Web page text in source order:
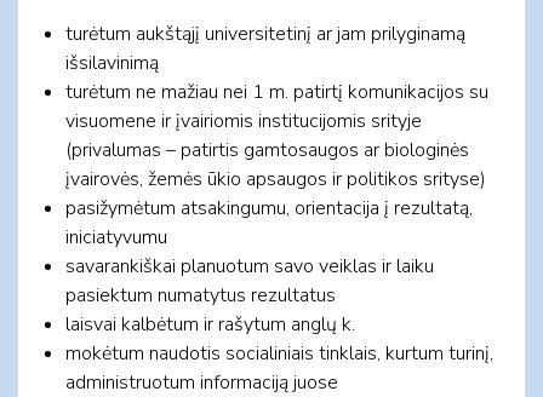
turėtum aukštąjį universitetinį ar jam prilyginamą
išsilavinimą
turėtum ne mažiau nei 1 m. patirtį komunikacijos su
visuomene ir įvairiomis institucijomis srityje
(privalumas – patirtis gamtosaugos ar biologinės
įvairovės, žemės ūkio apsaugos ir politikos srityse)
pasižymėtum atsakingumu, orientacija į rezultatą,
iniciatyvumu
savarankiškai planuotum savo veiklas ir laiku
pasiektum numatytus rezultatus
laisvai kalbėtum ir rašytum anglų k.
mokėtum naudotis socialiniais tinklais, kurtum turinį,
administruotum informaciją juose